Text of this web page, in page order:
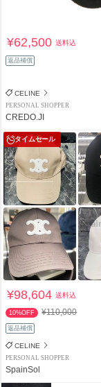
¥62,500送料込
返品補償
CELINE
PERSONAL SHOPPER
CREDO.JI
タイムセール
¥98,604送料込
10%OFF ¥110,000
返品補償
CELINE
PERSONAL SHOPPER
SpainSol